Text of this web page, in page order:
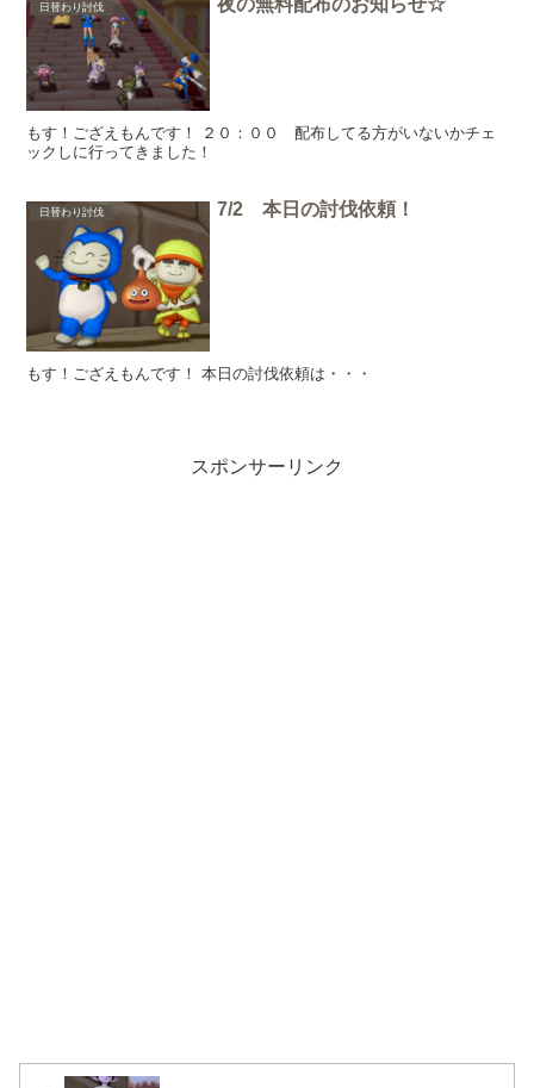
日替わり討伐 夜の無料配布のお知らせ☆
もす！ござえもんです！ ２０：００ 配布してる方がいないかチェ
ックしに行ってきました！
日替わり討伐 7/2 本日の討伐依頼！
もす！ござえもんです！ 本日の討伐依頼は・・・
スポンサーリンク